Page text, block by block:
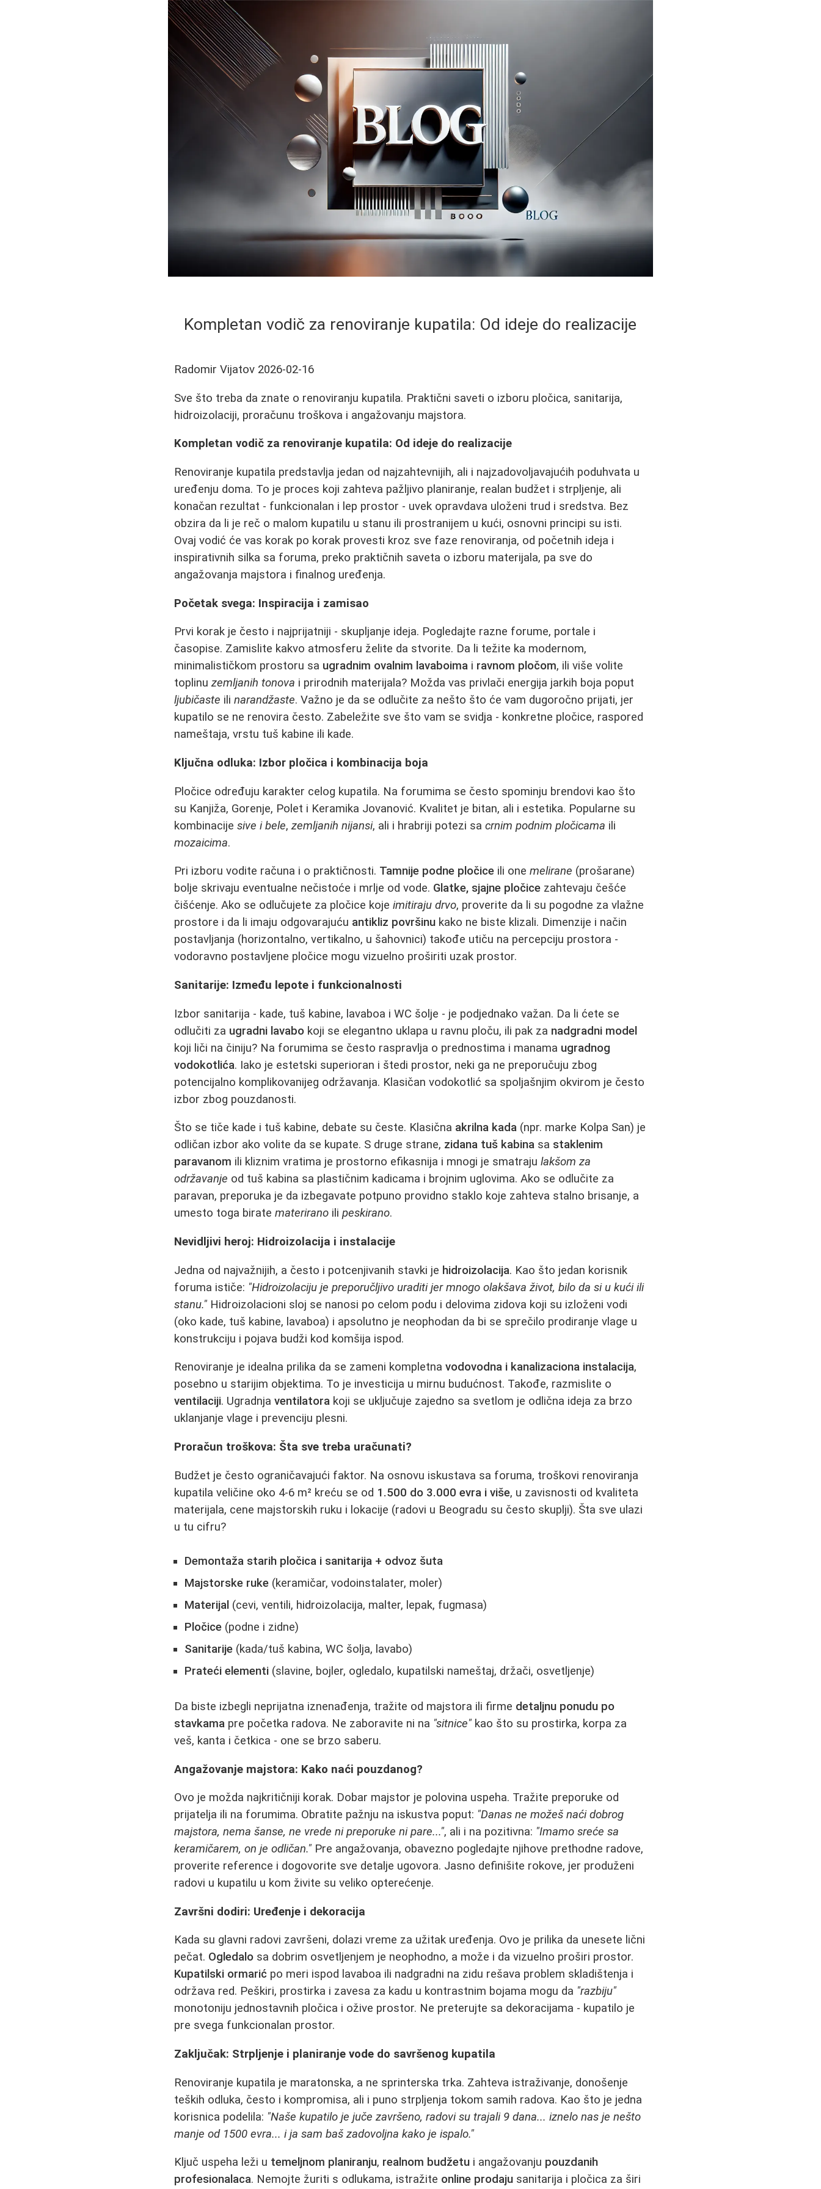
Kompletan vodič za renoviranje kupatila: Od ideje do realizacije
Radomir Vijatov 2026-02-16
Sve što treba da znate o renoviranju kupatila. Praktični saveti o izboru pločica, sanitarija,
hidroizolaciji, proračunu troškova i angažovanju majstora.
Kompletan vodič za renoviranje kupatila: Od ideje do realizacije
Renoviranje kupatila predstavlja jedan od najzahtevnijih, ali i najzadovoljavajućih poduhvata u
uređenju doma. To je proces koji zahteva pažljivo planiranje, realan budžet i strpljenje, ali
konačan rezultat - funkcionalan i lep prostor - uvek opravdava uloženi trud i sredstva. Bez
obzira da li je reč o malom kupatilu u stanu ili prostranijem u kući, osnovni principi su isti.
Ovaj vodić će vas korak po korak provesti kroz sve faze renoviranja, od početnih ideja i
inspirativnih silka sa foruma, preko praktičnih saveta o izboru materijala, pa sve do
angažovanja majstora i finalnog uređenja.
Početak svega: Inspiracija i zamisao
Prvi korak je često i najprijatniji - skupljanje ideja. Pogledajte razne forume, portale i
časopise. Zamislite kakvo atmosferu želite da stvorite. Da li težite ka modernom,
minimalističkom prostoru sa ugradnim ovalnim lavaboima i ravnom pločom, ili više volite
toplinuzemljanih tonova i prirodnih materijala? Možda vas privlači energija jarkih boja poput
ljubičaste ilinarandžaste. Važno je da se odlučite za nešto što će vam dugoročno prijati, jer
kupatilo se ne renovira često. Zabeležite sve što vam se svidja - konkretne pločice, raspored
nameštaja, vrstu tuš kabine ili kade.
Ključna odluka: Izbor pločica i kombinacija boja
Pločice određuju karakter celog kupatila. Na forumima se često spominju brendovi kao što
su Kanjiža, Gorenje, Polet i Keramika Jovanović. Kvalitet je bitan, ali i estetika. Popularne su
kombinacijesive i bele,zemljanih nijansi, ali i hrabriji potezi sacrnim podnim pločicama ili
mozaicima.
Pri izboru vodite računa i o praktičnosti. Tamnije podne pločice ili onemelirane (prošarane)
bolje skrivaju eventualne nečistoće i mrlje od vode. Glatke, sjajne pločice zahtevaju češće
čišćenje. Ako se odlučujete za pločice kojeimitiraju drvo, proverite da li su pogodne za vlažne
prostore i da li imaju odgovarajuću antikliz površinu kako ne biste klizali. Dimenzije i način
postavljanja (horizontalno, vertikalno, u šahovnici) takođe utiču na percepciju prostora -
vodoravno postavljene pločice mogu vizuelno proširiti uzak prostor.
Sanitarije: Između lepote i funkcionalnosti
Izbor sanitarija - kade, tuš kabine, lavaboa i WC šolje - je podjednako važan. Da li ćete se
odlučiti za ugradni lavabo koji se elegantno uklapa u ravnu ploču, ili pak za nadgradni model
koji liči na činiju? Na forumima se često raspravlja o prednostima i manama ugradnog
vodokotlića. Iako je estetski superioran i štedi prostor, neki ga ne preporučuju zbog
potencijalno komplikovanijeg održavanja. Klasičan vodokotlić sa spoljašnjim okvirom je često
izbor zbog pouzdanosti.
Što se tiče kade i tuš kabine, debate su česte. Klasična akrilna kada (npr. marke Kolpa San) je
odličan izbor ako volite da se kupate. S druge strane, zidana tuš kabina sa staklenim
paravanom ili kliznim vratima je prostorno efikasnija i mnogi je smatrajulakšom za
održavanje od tuš kabina sa plastičnim kadicama i brojnim uglovima. Ako se odlučite za
paravan, preporuka je da izbegavate potpuno providno staklo koje zahteva stalno brisanje, a
umesto toga biratematerirano ilipeskirano.
Nevidljivi heroj: Hidroizolacija i instalacije
Jedna od najvažnijih, a često i potcenjivanih stavki je hidroizolacija. Kao što jedan korisnik
foruma ističe: "Hidroizolaciju je preporučljivo uraditi jer mnogo olakšava život, bilo da si u kući ili
stanu." Hidroizolacioni sloj se nanosi po celom podu i delovima zidova koji su izloženi vodi
(oko kade, tuš kabine, lavaboa) i apsolutno je neophodan da bi se sprečilo prodiranje vlage u
konstrukciju i pojava budži kod komšija ispod.
Renoviranje je idealna prilika da se zameni kompletnavodovodna i kanalizaciona instalacija,
posebno u starijim objektima. To je investicija u mirnu budućnost. Takođe, razmislite o
ventilaciji. Ugradnjaventilatora koji se uključuje zajedno sa svetlom je odlična ideja za brzo
uklanjanje vlage i prevenciju plesni.
Proračun troškova: Šta sve treba uračunati?
Budžet je često ograničavajući faktor. Na osnovu iskustava sa foruma, troškovi renoviranja
kupatila veličine oko 4-6 m² kreću se od 1.500 do 3.000 evra i više, u zavisnosti od kvaliteta
materijala, cene majstorskih ruku i lokacije (radovi u Beogradu su često skuplji). Šta sve ulazi
u tu cifru?
Demontaža starih pločica i sanitarija + odvoz šuta
Majstorske ruke (keramičar, vodoinstalater, moler)
Materijal (cevi, ventili, hidroizolacija, malter, lepak, fugmasa)
Pločice (podne i zidne)
Sanitarije (kada/tuš kabina, WC šolja, lavabo)
Prateći elementi (slavine, bojler, ogledalo, kupatilski nameštaj, držači, osvetljenje)
Da biste izbegli neprijatna iznenađenja, tražite od majstora ili firme detaljnu ponudu po
stavkama pre početka radova. Ne zaboravite ni na "sitnice" kao što su prostirka, korpa za
veš, kanta i četkica - one se brzo saberu.
Angažovanje majstora: Kako naći pouzdanog?
Ovo je možda najkritičniji korak. Dobar majstor je polovina uspeha. Tražite preporuke od
prijatelja ili na forumima. Obratite pažnju na iskustva poput: "Danas ne možeš naći dobrog
majstora, nema šanse, ne vrede ni preporuke ni pare...", ali i na pozitivna: "Imamo sreće sa
keramičarem, on je odličan." Pre angažovanja, obavezno pogledajte njihove prethodne radove,
proverite reference i dogovorite sve detalje ugovora. Jasno definišite rokove, jer produženi
radovi u kupatilu u kom živite su veliko opterećenje.
Završni dodiri: Uređenje i dekoracija
Kada su glavni radovi završeni, dolazi vreme za užitak uređenja. Ovo je prilika da unesete lični
pečat. Ogledalo sa dobrim osvetljenjem je neophodno, a može i da vizuelno proširi prostor.
Kupatilski ormarić po meri ispod lavaboa ili nadgradni na zidu rešava problem skladištenja i
održava red. Peškiri, prostirka i zavesa za kadu u kontrastnim bojama mogu da "razbiju"
monotoniju jednostavnih pločica i ožive prostor. Ne preterujte sa dekoracijama - kupatilo je
pre svega funkcionalan prostor.
Zaključak: Strpljenje i planiranje vode do savršenog kupatila
Renoviranje kupatila je maratonska, a ne sprinterska trka. Zahteva istraživanje, donošenje
teških odluka, često i kompromisa, ali i puno strpljenja tokom samih radova. Kao što je jedna
korisnica podelila: "Naše kupatilo je juče završeno, radovi su trajali 9 dana... iznelo nas je nešto
manje od 1500 evra... i ja sam baš zadovoljna kako je ispalo."
Ključ uspeha leži u temeljnom planiranju, realnom budžetu i angažovanju pouzdanih
profesionalaca. Nemojte žuriti s odlukama, istražite online prodaju sanitarija i pločica za širi